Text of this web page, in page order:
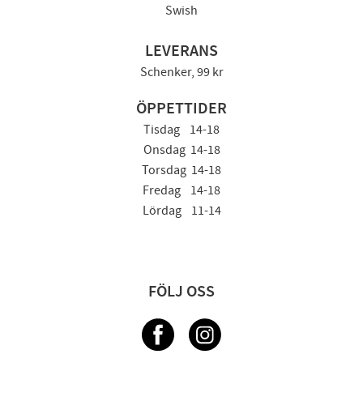
Swish
LEVERANS
Schenker, 99 kr
ÖPPETTIDER
Tisdag 14-18
Onsdag 14-18
Torsdag 14-18
Fredag 14-18
Lördag 11-14
FÖLJ OSS